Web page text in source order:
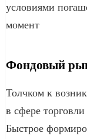
условиями
момент
Фондовый
Толчком к
в сфере
Быстрое